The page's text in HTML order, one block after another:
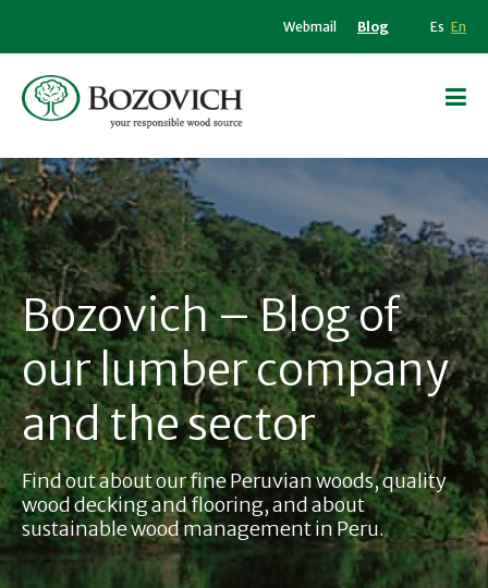
Webmail Blog Es En
Bozovich – Blog of
our lumber company
and the sector
Find out about our fine Peruvian woods, quality
wood decking and flooring, and about
sustainable wood management in Peru.